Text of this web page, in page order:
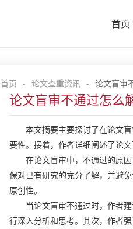
首页
首页 - 论文查重资讯 - 论文盲审
论文盲审不通过怎么
本文摘要主要探讨了在论文
要性。接着，作者详细阐述了论
在论文盲审中，不通过的原
保对已有研究的充分了解，并避
原创性。
当论文盲审不通过时，作者
行深入分析和思考。其次，作者